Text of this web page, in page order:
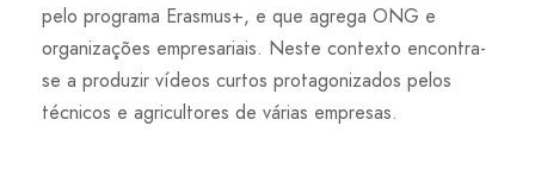
pelo programa Erasmus+, e que agrega ONG e
organizações empresariais. Neste contexto encontra-
se a produzir vídeos curtos protagonizados pelos
técnicos e agricultores de várias empresas.